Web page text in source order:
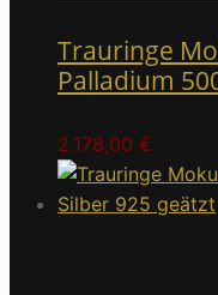
Trauringe
Palladium
2.178,00 €